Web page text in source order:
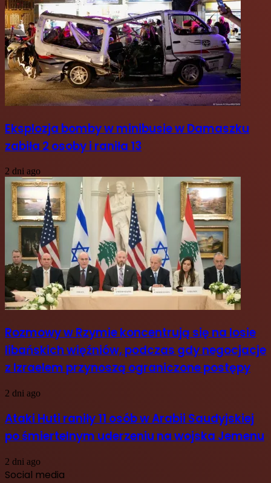
Eksplozja bomby w minibusie w Damaszku
zabiła 2 osoby i raniła 13
2 dni ago
Rozmowy w Rzymie koncentrują się na losie
libańskich więźniów, podczas gdy negocjacje
z Izraelem przynoszą ograniczone postępy
2 dni ago
Ataki Huti raniły 11 osób w Arabii Saudyjskiej
po śmiertelnym uderzeniu na wojska Jemenu
2 dni ago
Social media